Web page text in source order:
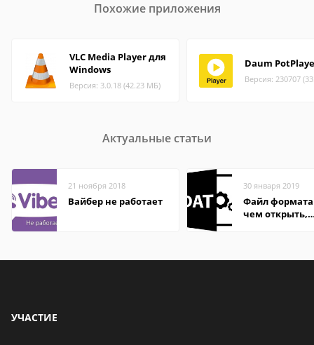
Похожие приложения
VLC Media Player для
Windows
Версия: 3.0.18 (42.23 МБ)
Daum
Версия: 230707
Актуальные статьи
21 ноября 2018
Вайбер не работает
30 января 2019
Файл формата
чем открыть,
УЧАСТИЕ